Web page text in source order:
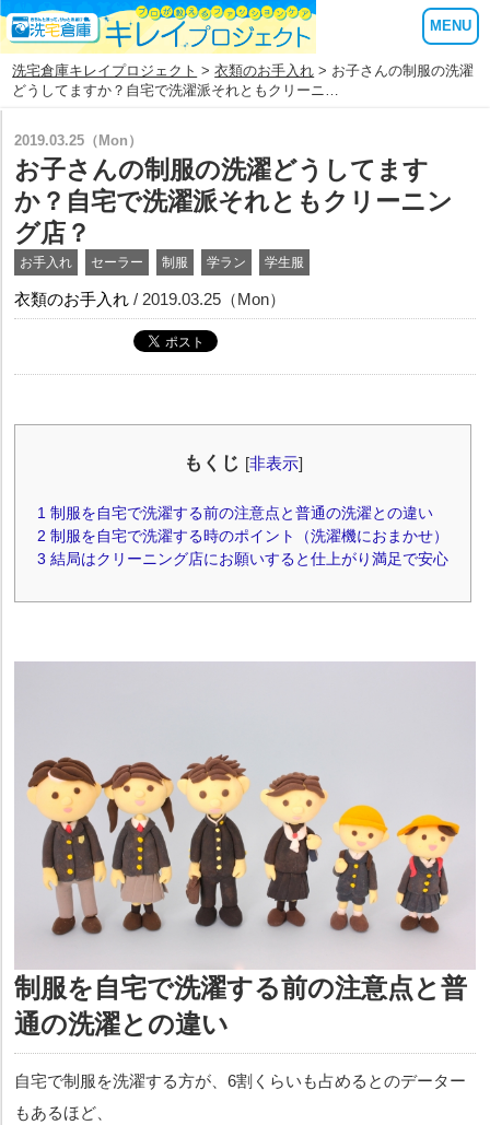
MENU
洗宅倉庫キレイプロジェクト >衣類のお手入れ > お子さんの制服の洗濯
どうしてますか？自宅で洗濯派それともクリーニ…
2019.03.25（Mon）
お子さんの制服の洗濯どうしてます
か？自宅で洗濯派それともクリーニン
グ店？
お手入れ セーラー 制服 学ラン 学生服
衣類のお手入れ / 2019.03.25（Mon）
もくじ [非表示]
1 制服を自宅で洗濯する前の注意点と普通の洗濯との違い
2 制服を自宅で洗濯する時のポイント（洗濯機におまかせ）
3 結局はクリーニング店にお願いすると仕上がり満足で安心
制服を自宅で洗濯する前の注意点と普
通の洗濯との違い
自宅で制服を洗濯する方が、6割くらいも占めるとのデーター
もあるほど、